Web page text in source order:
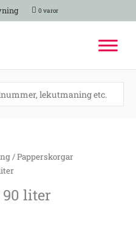
0 varor
/Papperskorgar
liter